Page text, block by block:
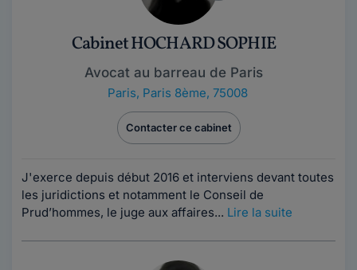
Cabinet HOCHARD SOPHIE
Avocat au barreau de Paris
Paris, Paris 8ème, 75008
Contacter ce cabinet
J'exerce depuis début 2016 et interviens devant toutes
les juridictions et notamment le Conseil de
Prud’hommes, le juge aux affaires... Lire la suite